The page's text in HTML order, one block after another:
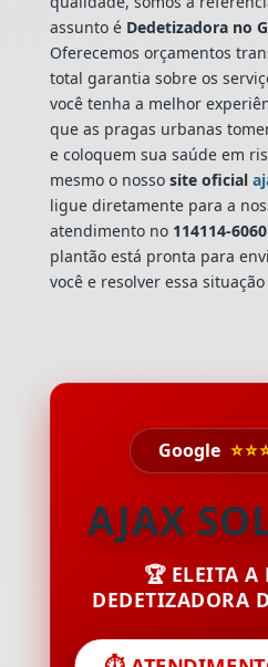
assunto é Dedetizadora no
Oferecemos orçamentos
total garantia sobre os
você tenha a melhor
que as pragas urbanas
e coloquem sua saúde em
mesmo o nossosite oficial
ligue diretamente para a
atendimento no 114114-6060
plantão está pronta para
você e resolver essa
Google
AJAX
🏆 ELEITA A
DEDETIZADORA